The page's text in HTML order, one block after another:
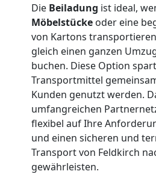
Die Beiladung ist ideal,
Möbelstücke oder eine
von Kartons
gleich einen ganzen
buchen. Diese Option
Transportmittel
Kunden genutzt werden.
umfangreichen
flexibel auf Ihre
und einen sicheren und
Transport von Feldkirch
gewährleisten.
Feldkirch
Privatumzug
Feldkirch
Tresortransport